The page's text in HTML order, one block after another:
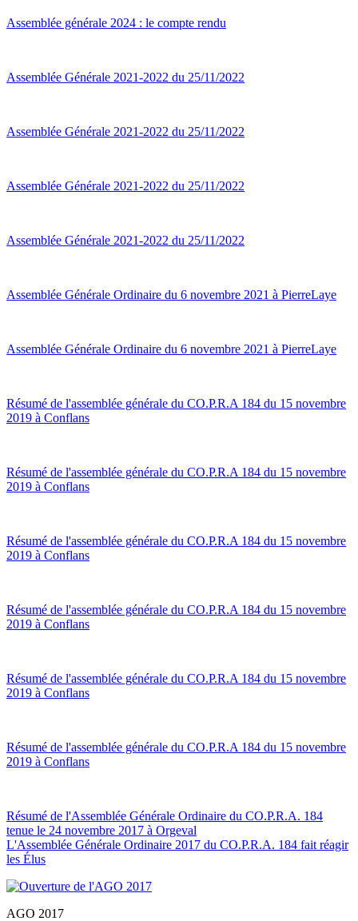
Assemblée générale 2024 : le compte rendu
Assemblée Générale 2021-2022 du 25/11/2022
Assemblée Générale 2021-2022 du 25/11/2022
Assemblée Générale 2021-2022 du 25/11/2022
Assemblée Générale 2021-2022 du 25/11/2022
Assemblée Générale Ordinaire du 6 novembre 2021 à PierreLaye
Assemblée Générale Ordinaire du 6 novembre 2021 à PierreLaye
Résumé de l'assemblée générale du CO.P.R.A 184 du 15 novembre
2019 à Conflans
Résumé de l'assemblée générale du CO.P.R.A 184 du 15 novembre
2019 à Conflans
Résumé de l'assemblée générale du CO.P.R.A 184 du 15 novembre
2019 à Conflans
Résumé de l'assemblée générale du CO.P.R.A 184 du 15 novembre
2019 à Conflans
Résumé de l'assemblée générale du CO.P.R.A 184 du 15 novembre
2019 à Conflans
Résumé de l'assemblée générale du CO.P.R.A 184 du 15 novembre
2019 à Conflans
Résumé de l'Assemblée Générale Ordinaire du CO.P.R.A. 184
tenue le 24 novembre 2017 à Orgeval
L'Assemblée Générale Ordinaire 2017 du CO.P.R.A. 184 fait réagir
les Élus
AGO 2017